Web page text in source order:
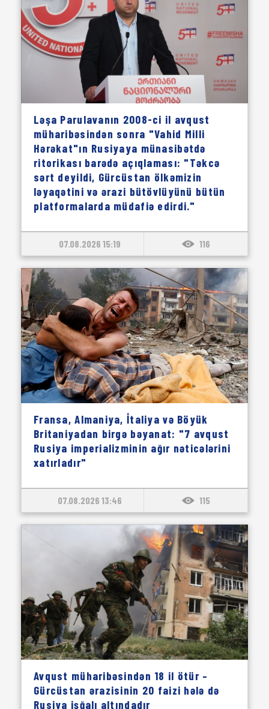
Ləşa Parulavanın 2008-ci il avqust
müharibəsindən sonra "Vahid Milli
Hərəkat"ın Rusiyaya münasibətdə
ritorikası barədə açıqlaması: "Təkcə
sərt deyildi, Gürcüstan ölkəmizin
ləyaqətini və ərazi bütövlüyünü bütün
platformalarda müdafiə edirdi."
07.08.2026 15:19 116
Fransa, Almaniya, İtaliya və Böyük
Britaniyadan birgə bəyanat: "7 avqust
Rusiya imperializminin ağır nəticələrini
xatırladır"
07.08.2026 13:46 115
Avqust müharibəsindən 18 il ötür –
Gürcüstan ərazisinin 20 faizi hələ də
Rusiya işğalı altındadır